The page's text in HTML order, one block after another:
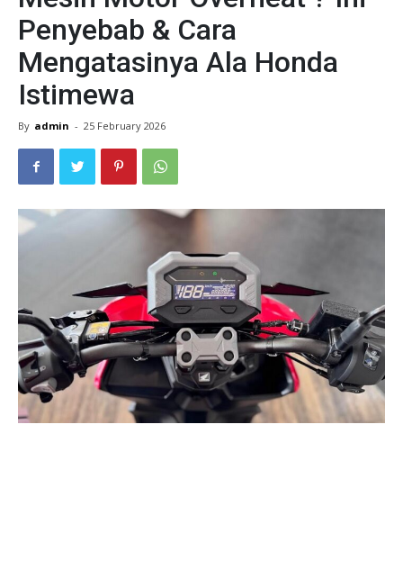
Penyebab & Cara
Mengatasinya Ala Honda
Istimewa
By admin - 25 February 2026